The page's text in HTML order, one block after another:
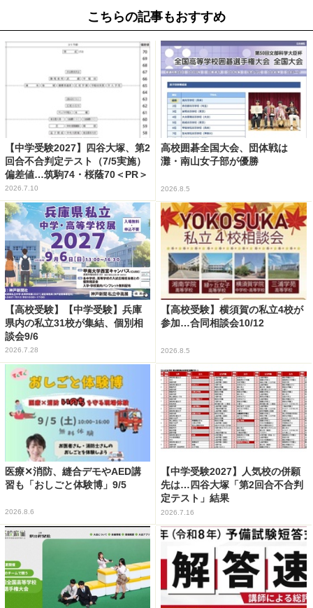
こちらの記事もおすすめ
【中学受験2027】四谷大塚、第2
回合不合判定テスト（7/5実施）
偏差値…筑駒74・桜蔭70＜PR＞
2026.7.10
高校囲碁全国大会、団体戦は
灘・南山女子部が優勝
2026.8.5
【高校受験】【中学受験】兵庫
県内の私立31校が集結、個別相
談会9/6
2026.7.28
【高校受験】横須賀の私立4校が
参加…合同相談会10/12
2026.8.5
医療✕消防、縫合デモやAED講
習も「おしごと体験博」9/5
2026.8.6
【中学受験2027】人気校の併願
先は…四谷大塚「第2回合不合判
定テスト」結果
2026.7.16